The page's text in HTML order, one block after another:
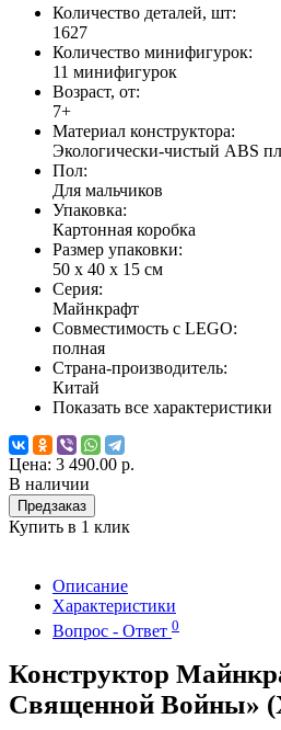
Количество деталей, шт:
1627
Количество минифигурок:
11 минифигурок
Возраст, от:
7+
Материал конструктора:
Экологически-чистый ABS
Пол:
Для мальчиков
Упаковка:
Картонная коробка
Размер упаковки:
50 х 40 х 15 см
Серия:
Майнкрафт
Совместимость с LEGO:
полная
Страна-производитель:
Китай
Показать все характеристики
Цена: 3 490.00 р.
В наличии
Предзаказ
Купить в 1 клик
Описание
Характеристики
Вопрос - Ответ 0
Конструктор
Священной Войны»